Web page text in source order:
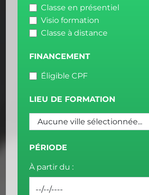
Classe en présentiel
Visio formation
Classe à distance
FINANCEMENT
Éligible CPF
LIEU DE FORMATION
PÉRIODE
À partir du :